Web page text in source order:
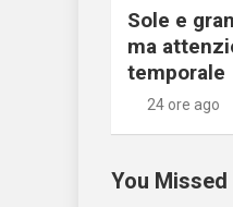
Sole e
ma
temporale
24 ore ago
You Missed